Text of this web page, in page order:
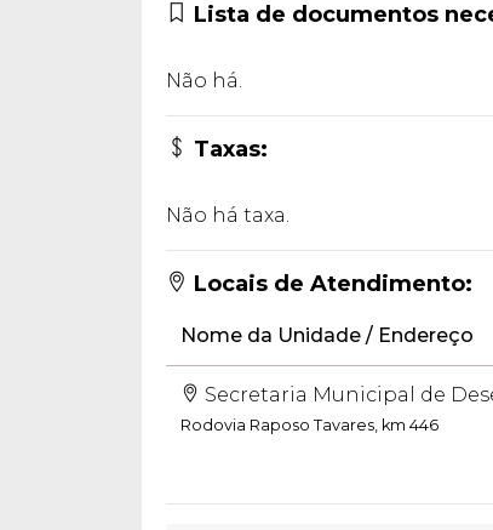
Lista de documentos
Não há.
Taxas:
Não há taxa.
Locais de Atendimento:
Nome da Unidade / Endereço
Secretaria Municipal de
Rodovia Raposo Tavares, km 446